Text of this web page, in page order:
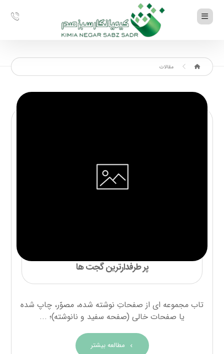
مقالات
پر طرفدارترین گجت ها
تاب مجموعه ای از صفحاتِ نوشته شده، مصوّر، چاپ شده
یا صفحات خالی (صفحه سفید و نانوشته)؛ ...
مطالعه بیشتر